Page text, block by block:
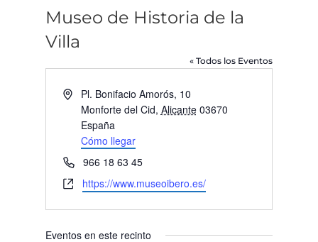
Museo de Historia de la
Villa
« Todos los Eventos
Dirección
Pl. Bonifacio Amorós, 10
Monforte del Cid, Alicante 03670
España
Cómo llegar
Teléfono966 18 63 45
Websitehttps://www.museoibero.es/
Eventos en este recinto